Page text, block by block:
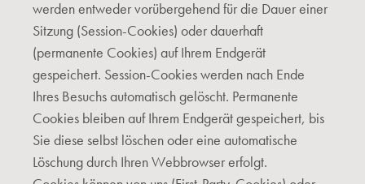
werden entweder vorübergehend für die Dauer einer
Sitzung (Session-Cookies) oder dauerhaft
(permanente Cookies) auf Ihrem Endgerät
gespeichert. Session-Cookies werden nach Ende
Ihres Besuchs automatisch gelöscht. Permanente
Cookies bleiben auf Ihrem Endgerät gespeichert, bis
Sie diese selbst löschen oder eine automatische
Löschung durch Ihren Webbrowser erfolgt.